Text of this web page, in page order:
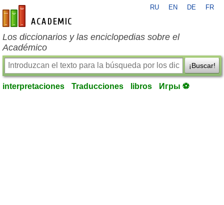
es-academic.com
RU EN DE FR
Los diccionarios y las enciclopedias sobre el
Académico
¡Buscar!
interpretaciones Traducciones libros Игры ⚽